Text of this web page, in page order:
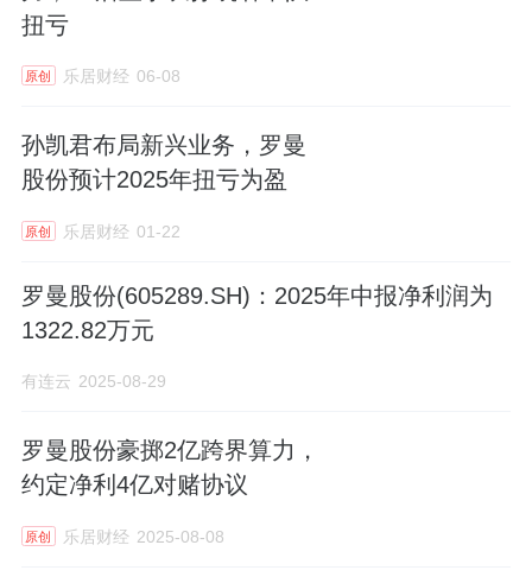
扭亏
原创 乐居财经 06-08
孙凯君布局新兴业务，罗曼
股份预计2025年扭亏为盈
原创 乐居财经 01-22
罗曼股份(605289.SH)：2025年中报净利润为
1322.82万元
有连云 2025-08-29
罗曼股份豪掷2亿跨界算力，
约定净利4亿对赌协议
原创 乐居财经 2025-08-08